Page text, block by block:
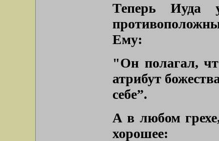
Теперь Иуда
Ему:
"Он полагал,
атрибут
себе”.
А в любом
хорошее: